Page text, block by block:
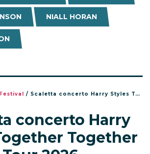
NIALL HORAN
/ Scaletta concerto Harry Styles Together Together Tour 2026
concerto Harry
Together